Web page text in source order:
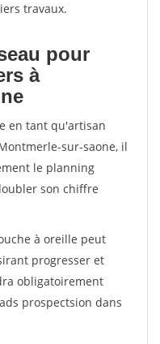
travaux.
pour
à
en tant qu'artisan
sur-saone, il
le planning
son chiffre
à oreille peut
progresser et
obligatoirement
prospectsion dans